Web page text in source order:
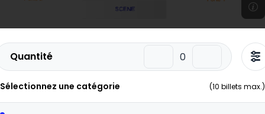
Quantité
Sélectionnez une catégorie (10 billets max.)